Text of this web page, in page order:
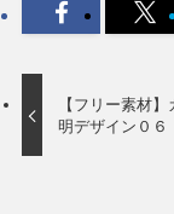
【フリー素材
明デザイン０６